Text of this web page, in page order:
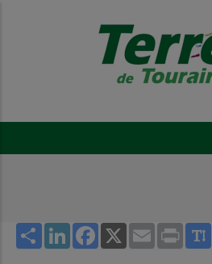
Share LinkedInFacebook
X Email Print